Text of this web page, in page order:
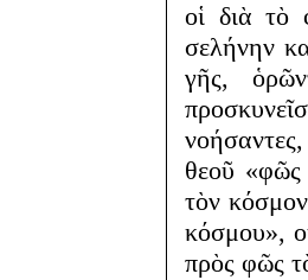
οἱ διὰ τὸ
σελήνην
γῆς,
θεοῦ «φῶς
τὸν
κόσμου»,
πρὸς φῶς